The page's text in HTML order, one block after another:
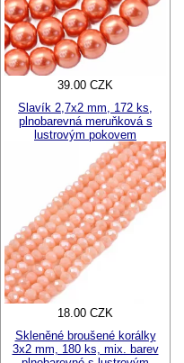
39.00 CZK
Slavík 2,7x2 mm, 172 ks,
plnobarevná meruňková s
lustrovým pokovem
18.00 CZK
Skleněné broušené korálky
3x2 mm, 180 ks, mix. barev